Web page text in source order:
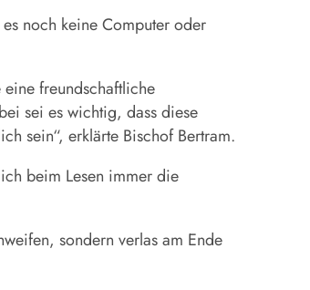
noch keine Computer oder
freundschaftliche
sei es wichtig, dass diese
sein“, erklärte Bischof Bertram.
beim Lesen immer die
sondern verlas am Ende